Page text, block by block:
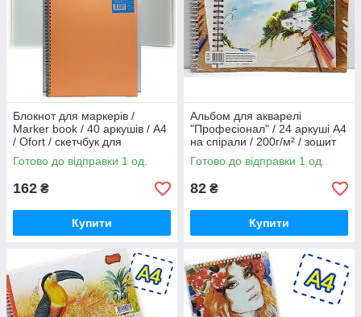
Блокнот для маркерів /
Marker book / 40 аркушів / А4
/ Ofort / скетчбук для
малювання маркерами /
помаранчевий
Готово до відправки 1 од.
162 ₴
Купити
Альбом для акварелі
"Професіонал" / 24 аркуші A4
на спірали / 200г/м² / зошит
для малювання ТМ Тетрада /
№3
Готово до відправки 1 од.
82 ₴
Купити